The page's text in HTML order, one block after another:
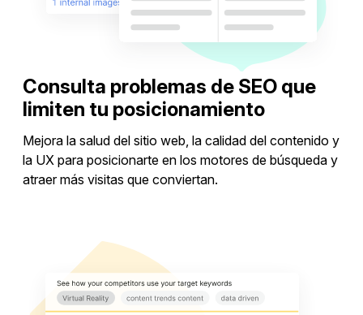
Consulta problemas de SEO que
limiten tu posicionamiento
Mejora la salud del sitio web, la calidad del contenido y
la UX para posicionarte en los motores de búsqueda y
atraer más visitas que conviertan.